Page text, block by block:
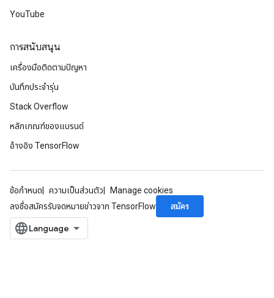
YouTube
การสนับสนุน
เครื่องมือติดตามปัญหา
บันทึกประจำรุ่น
Stack Overflow
หลักเกณฑ์ของแบรนด์
อ้างอิง TensorFlow
ข้อกำหนด ความเป็นส่วนตัว
Manage cookies
ลงชื่อสมัครรับจดหมายข่าวจาก TensorFlow
สมัคร